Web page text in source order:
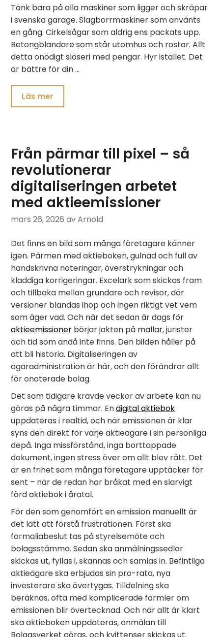
Tänk bara på alla maskiner som ligger och skräpar
i svenska garage. Slagborrmaskiner som använts
en gång. Cirkelsågar som aldrig ens packats upp.
Betongblandare som står utomhus och rostar. Allt
detta onödigt slöseri med pengar. Hyr istället. Det
är bättre för din …
Läs mer
Från pärmar till pixel – så
revolutionerar
digitaliseringen arbetet
med aktieemissioner
mars 26, 2026 av Arnold
Det finns en bild som många företagare känner
igen. Pärmen med aktieboken, gulnad och full av
handskrivna noteringar, överstrykningar och
kladdiga korrigeringar. Excelark som skickas fram
och tillbaka mellan grundare och revisor, där
versioner blandas ihop och ingen riktigt vet vem
som äger vad. Och när det sedan är dags för
aktieemissioner börjar jakten på mallar, jurister
och tid som ändå inte finns. Den bilden håller på
att bli historia. Digitaliseringen av
ägaradministration är här, och den förändrar allt
för onoterade bolag.
Det som tidigare krävde veckor av arbete kan nu
göras på några timmar. Endigital aktiebok
uppdateras i realtid, och när emissionen är klar
syns den direkt för varje aktieägare i sin personliga
depå. Inga missförstånd, inga borttappade
dokument, ingen stress över om allt blev rätt. Det
är en frihet som många företagare upptäcker för
sent – när de redan har bråkat med en slarvigt
förd aktiebok i åratal.
För den som genomfört en emission manuellt är
det lätt att förstå frustrationen. Först ska
formaliabeslut tas på styrelsemöte och
bolagsstämma. Sedan ska anmälningssedlar
skickas ut, fyllas i, skannas och samlas in. Befintliga
aktieägare ska erbjudas sin pro-rata, nya
investerare ska övertygas. Tilldelning ska
beräknas, ofta med komplicerade formler om
emissionen blir övertecknad. Och när allt är klart
ska aktieboken uppdateras, anmälan till